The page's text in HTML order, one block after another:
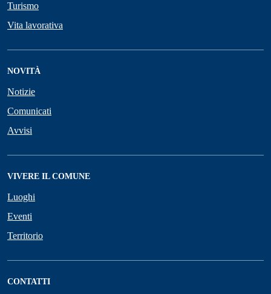
Turismo
Vita lavorativa
NOVITÀ
Notizie
Comunicati
Avvisi
VIVERE IL COMUNE
Luoghi
Eventi
Territorio
CONTATTI